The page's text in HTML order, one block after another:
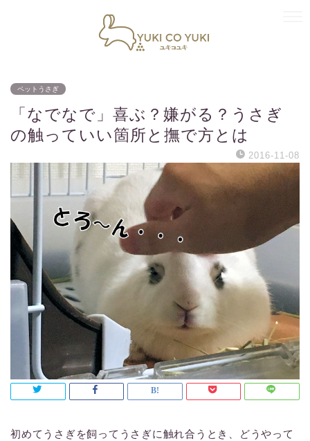
ペットうさぎ
「なでなで」喜ぶ？嫌がる？うさぎ
の触っていい箇所と撫で方とは
2016-11-08
初めてうさぎを飼ってうさぎに触れ合うとき、どうやって